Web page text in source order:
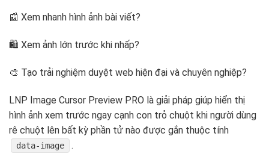
📰 Xem nhanh hình ảnh bài viết?
🛍️ Xem ảnh lớn trước khi nhấp?
🎨 Tạo trải nghiệm duyệt web hiện đại và chuyên nghiệp?
LNP Image Cursor Preview PRO là giải pháp giúp hiển thị
hình ảnh xem trước ngay cạnh con trỏ chuột khi người dùng
rê chuột lên bất kỳ phần tử nào được gắn thuộc tính
data-image .